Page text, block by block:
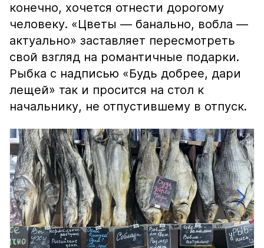
конечно, хочется отнести дорогому
человеку. «Цветы — банально, вобла —
актуально» заставляет пересмотреть
свой взгляд на романтичные подарки.
Рыбка с надписью «Будь добрее, дари
лещей» так и просится на стол к
начальнику, не отпустившему в отпуск.